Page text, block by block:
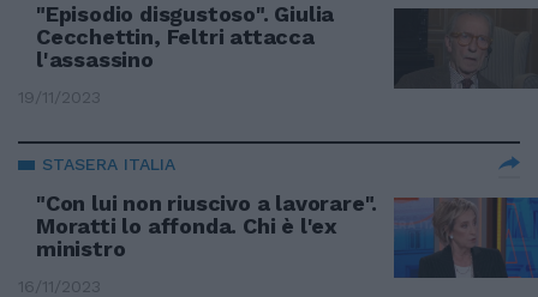
"Episodio disgustoso". Giulia
Cecchettin, Feltri attacca
l'assassino
19/11/2023
STASERA ITALIA
"Con lui non riuscivo a lavorare".
Moratti lo affonda. Chi è l'ex
ministro
16/11/2023